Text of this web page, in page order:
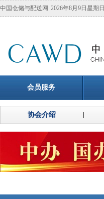
中国仓储与配送网 2026年8月9日星期日
会员服务
协会介绍